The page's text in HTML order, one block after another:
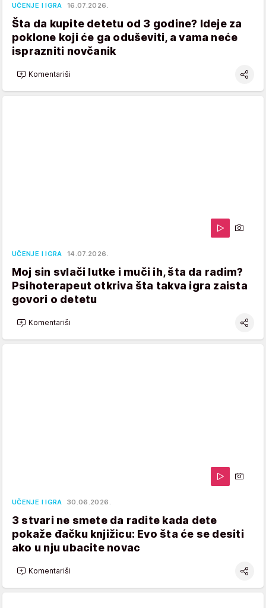
UČENJE I IGRA 16.07.2026.
Šta da kupite detetu od 3 godine? Ideje za
poklone koji će ga oduševiti, a vama neće
isprazniti novčanik
Komentariši
UČENJE I IGRA 14.07.2026.
Moj sin svlači lutke i muči ih, šta da radim?
Psihoterapeut otkriva šta takva igra zaista
govori o detetu
Komentariši
UČENJE I IGRA 30.06.2026.
3 stvari ne smete da radite kada dete
pokaže đačku knjižicu: Evo šta će se desiti
ako u nju ubacite novac
Komentariši